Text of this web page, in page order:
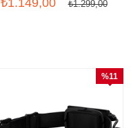
₺1.149,00 ₺1.299,00
%11